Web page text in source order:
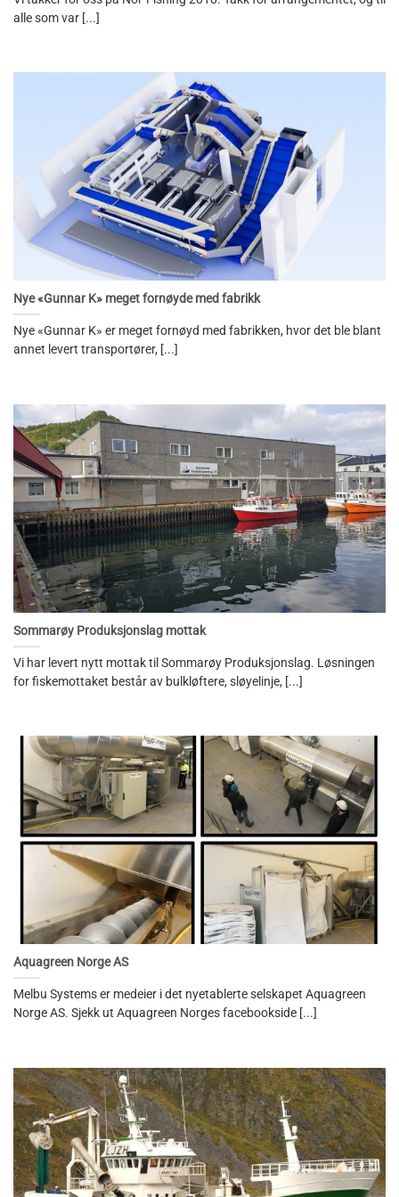
alle som var [...]
Nye «Gunnar K» meget fornøyde med fabrikk
Nye «Gunnar K» er meget fornøyd med fabrikken, hvor det ble blant
annet levert transportører, [...]
Sommarøy Produksjonslag mottak
Vi har levert nytt mottak til Sommarøy Produksjonslag. Løsningen
for fiskemottaket består av bulkløftere, sløyelinje, [...]
Aquagreen Norge AS
Melbu Systems er medeier i det nyetablerte selskapet Aquagreen
Norge AS. Sjekk ut Aquagreen Norges facebookside [...]